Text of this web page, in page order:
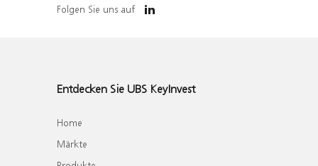
Folgen Sie uns auf
Entdecken Sie UBS KeyInvest
Home
Märkte